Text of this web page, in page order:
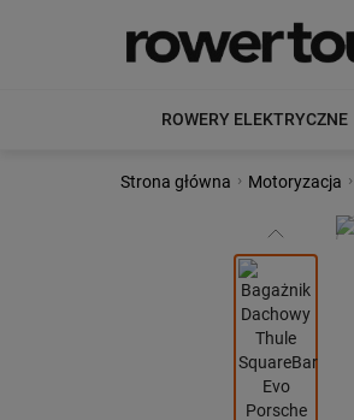
ROWERY ELEKTRYCZNE
Strona główna › Motoryzacja ›